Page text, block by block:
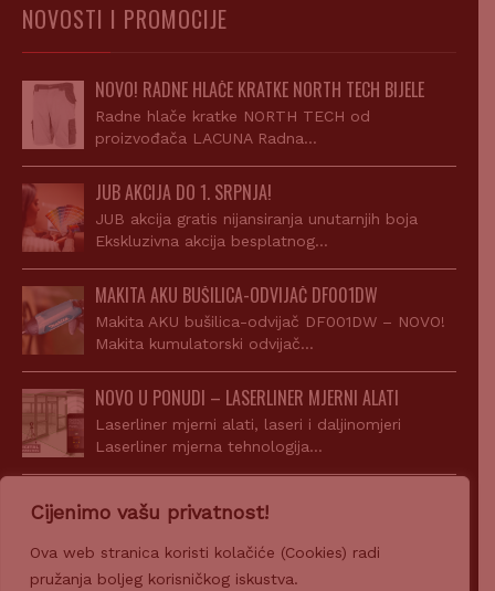
Cijenimo vašu privatnost!
Ova web stranica koristi kolačiće (Cookies) radi
pružanja boljeg korisničkog iskustva.
NOVOSTI I PROMOCIJE
NOVO! RADNE HLAČE KRATKE NORTH TECH BIJELE
Radne hlače kratke NORTH TECH od
proizvođača LACUNA Radna…
JUB AKCIJA DO 1. SRPNJA!
JUB akcija gratis nijansiranja unutarnjih boja
Ekskluzivna akcija besplatnog…
MAKITA AKU BUŠILICA-ODVIJAČ DF001DW
Makita AKU bušilica-odvijač DF001DW – NOVO!
Makita kumulatorski odvijač…
NOVO U PONUDI – LASERLINER MJERNI ALATI
Laserliner mjerni alati, laseri i daljinomjeri
Laserliner mjerna tehnologija…
AKCIJA! JUPOL CLASSIC 15L + SIGILL ACRYL
Uz kupnju JUPOL Classic 15l dobijete gratis Sigill
Acryl…